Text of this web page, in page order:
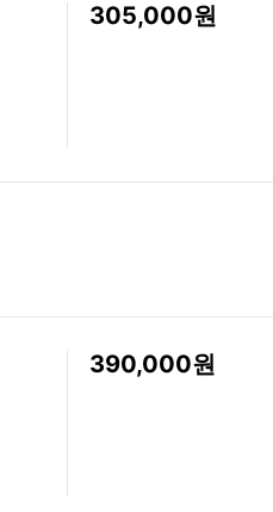
305,000
390,000